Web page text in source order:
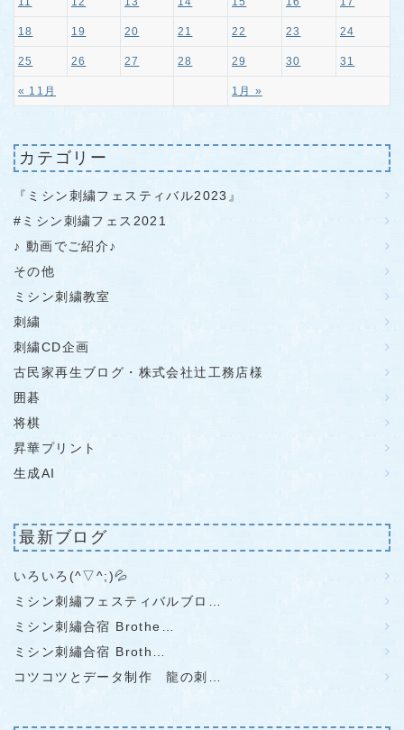
« 11月 1月 »
18 19 20 21 22 23 24
25 26 27 28 29 30 31
カテゴリー
『ミシン刺繍フェスティバル2023』
#ミシン刺繍フェス2021
♪ 動画でご紹介♪
その他
ミシン刺繍教室
刺繍
刺繍CD企画
古民家再生ブログ・株式会社辻工務店様
囲碁
将棋
昇華プリント
生成AI
最新ブログ
いろいろ(^▽^;)💦
ミシン刺繡フェスティバルブロ…
ミシン刺繡合宿 Brothe…
ミシン刺繡合宿 Broth…
コツコツとデータ制作 龍の刺…